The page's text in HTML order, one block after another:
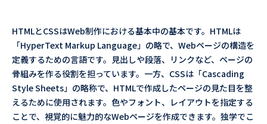
HTMLとCSSはWeb制作における基本中の基本です。HTMLは
「HyperText Markup Language」の略で、Webページの構造を
定義するための言語です。見出しや段落、リンクなど、ページの
骨組みを作る役割を担っています。一方、CSSは「Cascading
Style Sheets」の略称で、HTMLで作成したページの見た目を整
えるために使用されます。色やフォント、レイアウトを指定する
ことで、視覚的に魅力的なWebページを作成できます。独学でこ